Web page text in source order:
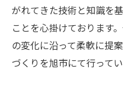
がれてきた技術と知識を
ことを心掛けております
の変化に沿って柔軟に提
づくりを旭市にて行ってい